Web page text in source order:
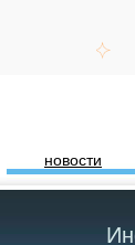
новости